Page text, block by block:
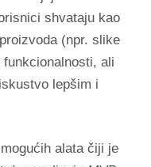
shvataju kao
(npr. slike
ali
lepšim i
alata čiji je